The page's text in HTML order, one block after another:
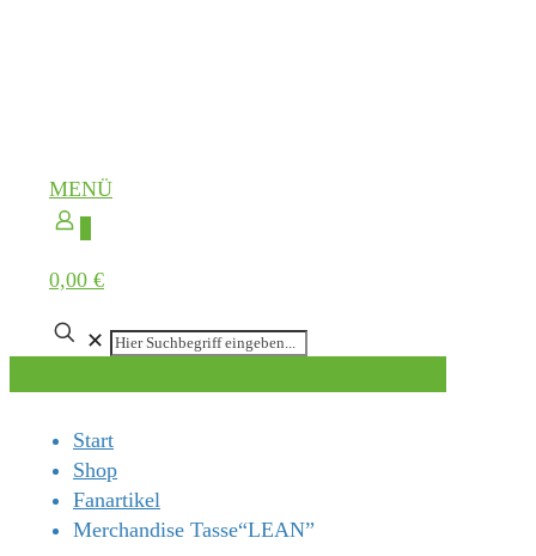
MENÜ
0,00 €
✕
Start
Shop
Fanartikel
Merchandise Tasse“LEAN”